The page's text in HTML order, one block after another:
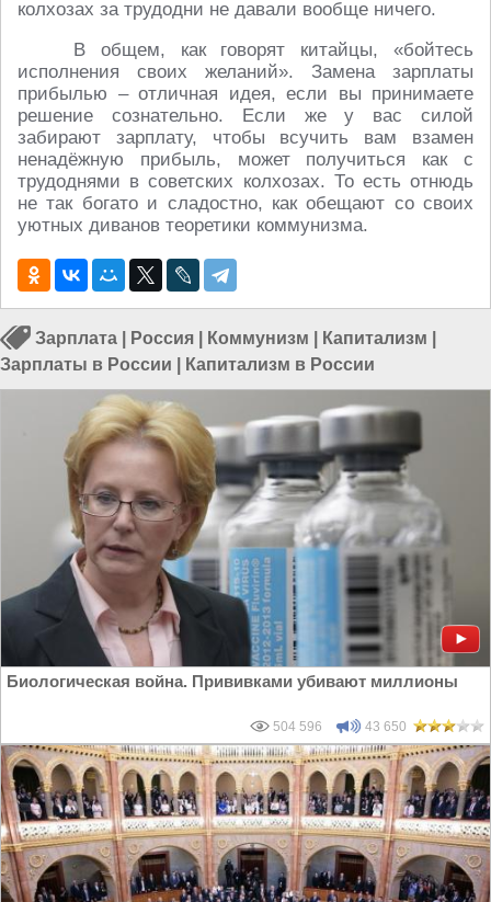
колхозах за трудодни не давали вообще ничего.
В общем, как говорят китайцы, «бойтесь
исполнения своих желаний». Замена зарплаты
прибылью – отличная идея, если вы принимаете
решение сознательно. Если же у вас силой
забирают зарплату, чтобы всучить вам взамен
ненадёжную прибыль, может получиться как с
трудоднями в советских колхозах. То есть отнюдь
не так богато и сладостно, как обещают со своих
уютных диванов теоретики коммунизма.
Зарплата Россия Коммунизм Капитализм
Зарплаты в России
Капитализм в России
Биологическая война. Прививками убивают миллионы
504 596 43 650